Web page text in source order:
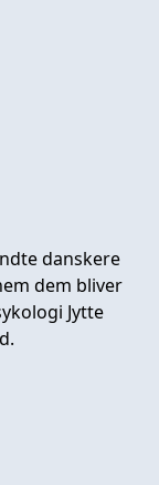
danskere
dem bliver
Jytte